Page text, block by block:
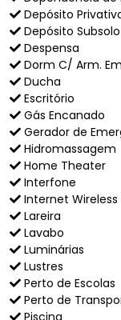
Depósito
Depósito Subsolo
Despensa
Dorm C/ Arm.
Ducha
Escritório
Gás Encanado
Gerador de
Hidromassagem
Home Theater
Interfone
Internet Wireless
Lareira
Lavabo
Luminárias
Lustres
Perto de Escolas
Perto de